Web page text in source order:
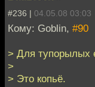
#236 | 04.05.08 03:03
Кому: Goblin, #90
> Для тупорылых
>
> Это копьё.